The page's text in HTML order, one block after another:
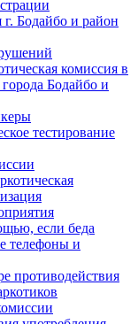
Бодайбо и район
комиссия в
Бодайбо и
тестирование
если беда
телефоны и
противодействия